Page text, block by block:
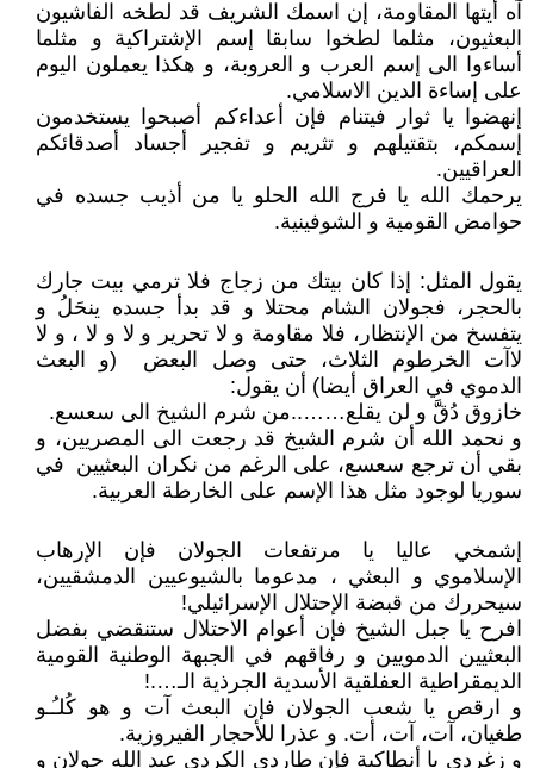
آه أيتها المقاومة، إن اسمك الشريف قد لطخه الفاشيون
البعثيون، مثلما لطخوا سابقا إسم الإشتراكية و مثلما
أساءوا الى إسم العرب و العروبة، و هكذا يعملون اليوم
على إساءة الدين الاسلامي.
إنهضوا يا ثوار فيتنام فإن أعداءكم أصبحوا يستخدمون
إسمكم، بتقتيلهم و تثريم و تفجير أجساد أصدقائكم
العراقيين.
يرحمك الله يا فرج الله الحلو يا من أذيب جسده في
حوامض القومية و الشوفينية.
يقول المثل: إذا كان بيتك من زجاج فلا ترمي بيت جارك
بالحجر، فجولان الشام محتلا و قد بدأ جسده ينحَلُ و
يتفسخ من الإنتظار، فلا مقاومة و لا تحرير و لا و لا ، و لا
لاآت الخرطوم الثلاث، حتى وصل البعض (و البعث
الدموي في العراق أيضا) أن يقول:
خازوق دُقَّ و لن يقلع……..من شرم الشيخ الى سعسع.
و نحمد الله أن شرم الشيخ قد رجعت الى المصريين، و
بقي أن ترجع سعسع، على الرغم من نكران البعثيين في
سوريا لوجود مثل هذا الإسم على الخارطة العربية.
إشمخي عاليا يا مرتفعات الجولان فإن الإرهاب
الإسلاموي و البعثي ، مدعوما بالشيوعيين الدمشقيين،
سيحررك من قبضة الإحتلال الإسرائيلي!
افرح يا جبل الشيخ فإن أعوام الاحتلال ستنقضي بفضل
البعثيين الدمويين و رفاقهم في الجبهة الوطنية القومية
الديمقراطية العفلقية الأسدية الجرذية الـ….!
و ارقص يا شعب الجولان فإن البعث آت و هو كُلـُـو
طغيان، آت، آت، أت. و عذرا للأحجار الفيروزية.
و زغردي يا أنطاكية فإن طاردي الكردي عبد الله جولان و